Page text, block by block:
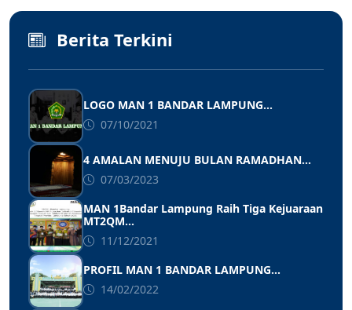
Berita Terkini
LOGO MAN 1 BANDAR LAMPUNG...
07/10/2021
4 AMALAN MENUJU BULAN RAMADHAN...
07/03/2023
MAN 1Bandar Lampung Raih Tiga Kejuaraan
MT2QM...
11/12/2021
PROFIL MAN 1 BANDAR LAMPUNG...
14/02/2022